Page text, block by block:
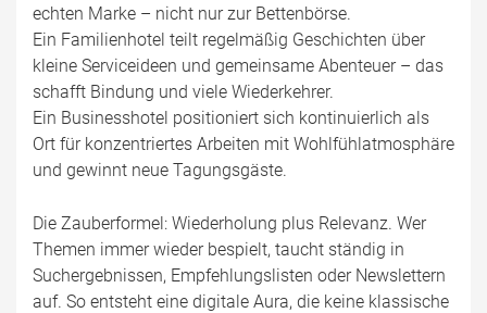
echten Marke – nicht nur zur Bettenbörse.
Ein Familienhotel teilt regelmäßig Geschichten über
kleine Serviceideen und gemeinsame Abenteuer – das
schafft Bindung und viele Wiederkehrer.
Ein Businesshotel positioniert sich kontinuierlich als
Ort für konzentriertes Arbeiten mit Wohlfühlatmosphäre
und gewinnt neue Tagungsgäste.
Die Zauberformel: Wiederholung plus Relevanz. Wer
Themen immer wieder bespielt, taucht ständig in
Suchergebnissen, Empfehlungslisten oder Newslettern
auf. So entsteht eine digitale Aura, die keine klassische